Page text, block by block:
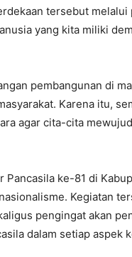
tersebut
yang kita miliki
pembangunan di
Karena itu,
agar cita-cita
Pancasila ke-81 di
Kegiatan
pengingat akan
dalam setiap aspek